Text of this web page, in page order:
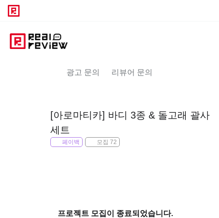
광고 문의 리뷰어 문의
[아로마티카] 바디 3종 & 돌고래 괄사
세트
페이백 모집 72
프로젝트 모집이 종료되었습니다.